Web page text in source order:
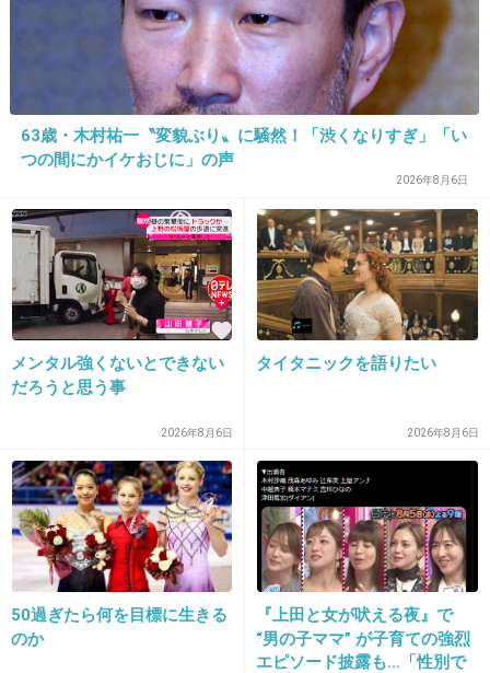
それで少しは勉強になったんじゃないかな？
+12
22. 匿名2012/11/21(水) 14:15:31
見てて気分悪くなるわ。
+21 -3
23. 匿名2012/11/21(水) 14:23:35
旦那が夜仕事をしている間にイロイロな男を食ってる女。
-4
24. 匿名2012/11/21(水) 14:28:32
彼のランチは300円、私のランチは2500円
+36 -4
63歳・木村祐一〝変貌ぶり〟に騒然！「渋くなりすぎ」「い
つの間にかイケおじに」の声
2026年8月6日
メンタル強くないとできない
だろうと思う事
2026年8月6日
タイタニックを語りたい
2026年8月6日
50過ぎたら何を目標に生きる
のか
『上田と女が吠える夜』で
“男の子ママ” が子育ての強烈
エピソード披露も…「性別で